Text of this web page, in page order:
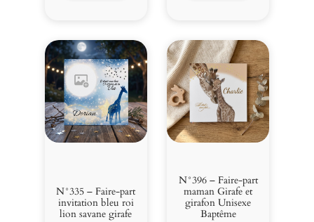
N°335 – Faire-part
invitation bleu roi
lion savane girafe
N°396 – Faire-part
maman Girafe et
girafon Unisexe
Baptême